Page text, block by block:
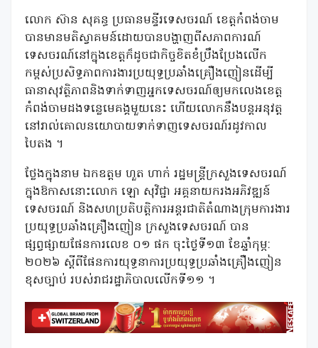
លោក ស៊ាន សុគន្ធ ប្រធានមន្ទីរទេសចរណ៍ ខេត្តកំពង់ចាម
បានមានមតិស្វាគមន៍ដោយបានបង្ហាញពីសភាពការណ៍
ទេសចរណ៍នៅក្នុងខេត្តក៏ដូចជាកិច្ចខិតខំប្រឹងប្រែងលើក
កម្ពស់ប្រសិទ្ធភាពការងារប្រយុទ្ធប្រឆាំងគ្រឿងញៀនដើម្បី
ធានាសុវត្ថិភាពនិងទាក់ទាញអ្នកទេសចរណ៍ឲ្យមកលេងខេត្ត
កំពង់ចាមដងទន្លេមេគង្គមួយនេះ ហើយលោកនឹងបន្តអនុវត្ត
នៅរាល់គោលនយោបាយទាក់ទាញទេសចរណ៍រដូវកាល
បៃតង ។
ថ្លែងក្នុងនាម ឯកឧត្តម ហួត ហាក់ រដ្ឋមន្ត្រីក្រសួងទេសចរណ៍
ក្នុងឱកាសនោះលោក ឡោ សុវិជ្ជា អគ្គនាយករងអភិវឌ្ឍន៍
ទេសចរណ៍ និងសហប្រតិបត្តិការអន្តរជាតិតំណាងក្រុមការងារ
ប្រយុទ្ធប្រឆាំងគ្រឿងញៀន ក្រសួងទេសចរណ៍ បាន
ផ្សព្វផ្សាយផែនការលេខ ០១ ផក ចុះថ្ងៃទី១៣ ខែឆ្នាំកុម្ភ:
២០២៦ ស្តីពីផែនការយុទ្ធនាការប្រយុទ្ធប្រឆាំងគ្រឿងញៀន
ខុសច្បាប់ របស់រាជរដ្ឋាភិបាលលើកទី១១ ។